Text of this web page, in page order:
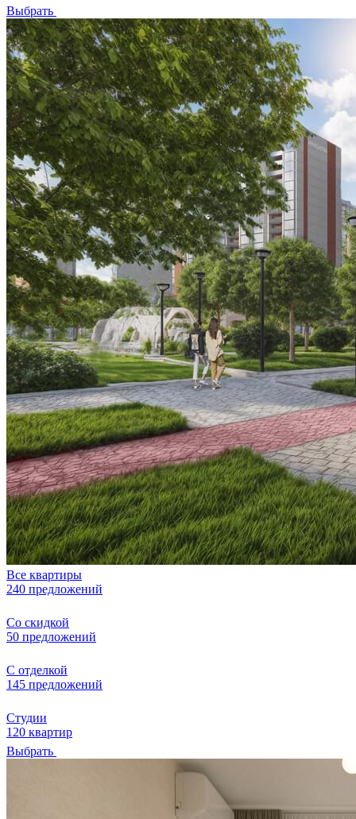
Выбрать
Все квартиры
240 предложений
Со скидкой
50 предложений
С отделкой
145 предложений
Студии
120 квартир
Выбрать